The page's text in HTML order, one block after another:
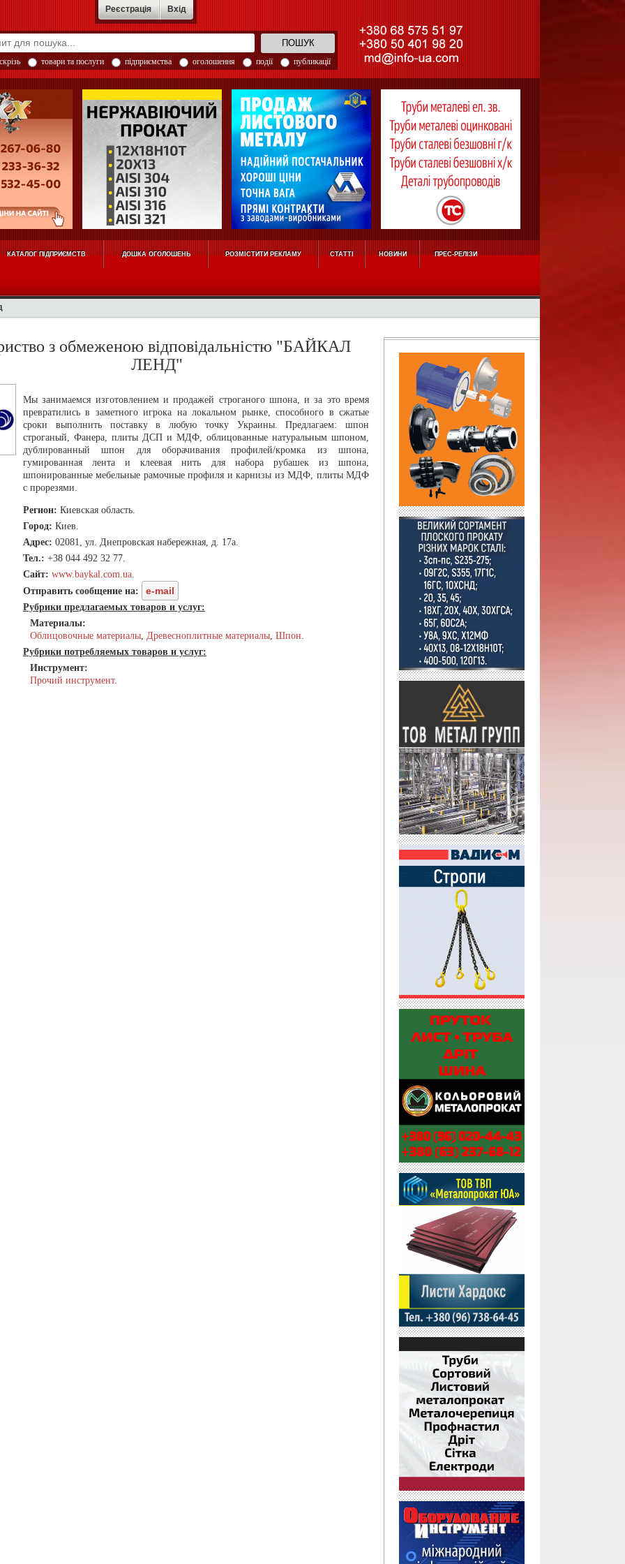
Реєстрація Вхід
товари та послуги підприємства оголошення події публикації
КАТАЛОГ ПІДПРИЄМСТВ ДОШКА ОГОЛОШЕНЬ РОЗМІСТИТИ РЕКЛАМУ СТАТТІ НОВИНИ ПРЕС-РЕЛІЗИ
з обмеженою вiдповiдальнiстю "БАЙКАЛ
ЛЕНД"
Мы занимаемся изготовлением и продажей строганого шпона, и за это время
превратились в заметного игрока на локальном рынке, способного в сжатые
сроки выполнить поставку в любую точку Украины. Предлагаем: шпон
строганый, Фанера, плиты ДСП и МДФ, облицованные натуральным шпоном,
дублированный шпон для оборачивания профилей/кромка из шпона,
гумированная лента и клеевая нить для набора рубашек из шпона,
шпонированные мебельные рамочные профиля и карнизы из МДФ, плиты МДФ
с прорезями.
Регион: Киевская область.
Город: Киев.
Адрес: 02081, ул. Днепровская набережная, д. 17а.
Тел.: +38 044 492 32 77.
Сайт: www.baykal.com.ua.
Отправить сообщение на:
e-mail
Рубрики предлагаемых товаров и услуг:
Материалы:
Облицовочные материалы, Древесноплитные материалы, Шпон.
Рубрики потребляемых товаров и услуг:
Инструмент:
Прочий инструмент.